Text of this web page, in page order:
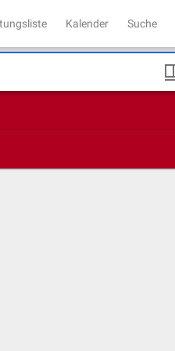
Kalender Suche